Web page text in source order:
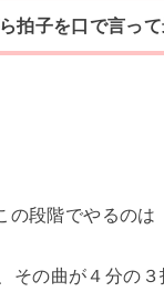
拍子を口で言っ
の段階でやるのは
その曲が４分の